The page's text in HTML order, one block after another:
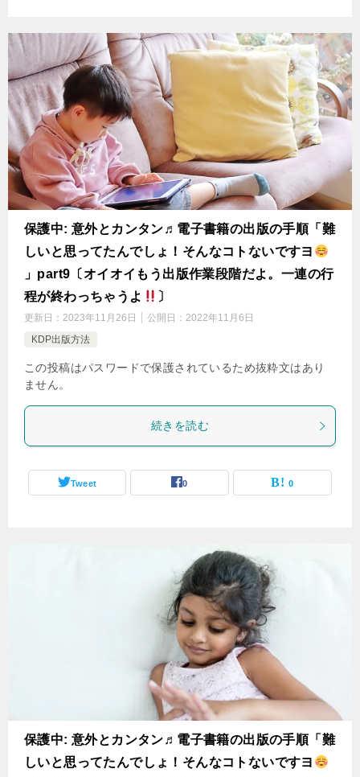
保護中: 意外とカンタン♬電子書籍の出版の手順「難
しいと思ってたんでしょ！そんなコトないですヨ
」part9〔オイオイもう出版作業段階だよ。一連の行
程が終わっちゃうよ
〕
更新日： 2023年11月26日 公開日： 2022年11月6日
KDP出版方法
この投稿はパスワードで保護されているため抜粋文はあり
ません。
続きを読む
Tweet 0 0
保護中: 意外とカンタン♬電子書籍の出版の手順「難
しいと思ってたんでしょ！そんなコトないですヨ